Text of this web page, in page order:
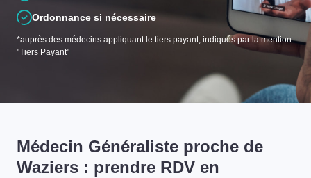
Ordonnance si nécessaire
*auprès des médecins appliquant le tiers payant, indiqués par la mention
"Tiers Payant"
Médecin Généraliste proche de
Waziers : prendre RDV en